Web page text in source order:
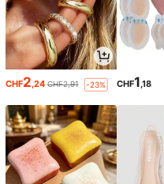
CHF2,24 CHF2,91 -23% CHF1,18